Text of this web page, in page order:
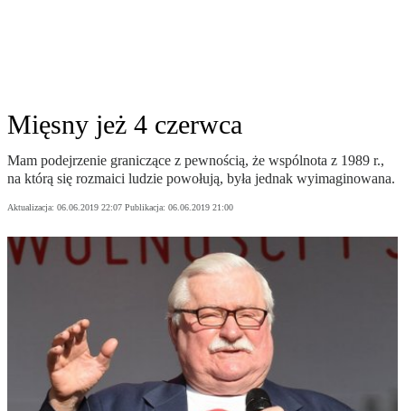
Mięsny jeż 4 czerwca
Mam podejrzenie graniczące z pewnością, że wspólnota z 1989 r.,
na którą się rozmaici ludzie powołują, była jednak wyimaginowana.
Aktualizacja: 06.06.2019 22:07 Publikacja: 06.06.2019 21:00